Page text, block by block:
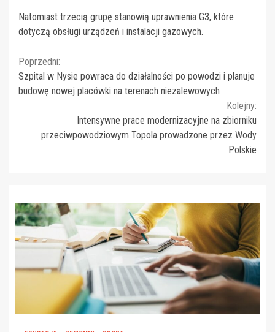
Natomiast trzecią grupę stanowią uprawnienia G3, które
dotyczą obsługi urządzeń i instalacji gazowych.
Continue
Reading
Poprzedni:
Szpital w Nysie powraca do działalności po powodzi i planuje
budowę nowej placówki na terenach niezalewowych
Kolejny:
Intensywne prace modernizacyjne na zbiorniku
przeciwpowodziowym Topola prowadzone przez Wody
Polskie